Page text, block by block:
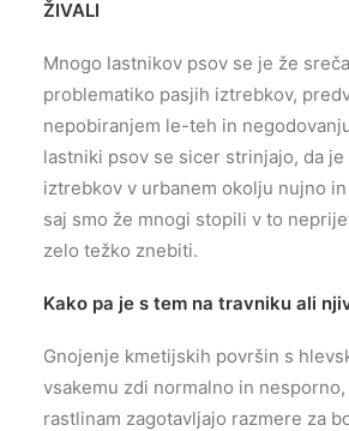
ŽIVALI
Mnogo lastnikov psov se je že
problematiko pasjih iztrebkov,
nepobiranjem le-teh in
lastniki psov se sicer strinjajo, da
iztrebkov v urbanem okolju nujno
saj smo že mnogi stopili v to
zelo težko znebiti.
Kako pa je s tem na travniku ali
Gnojenje kmetijskih površin s
vsakemu zdi normalno in nesporno,
rastlinam zagotavljajo razmere za